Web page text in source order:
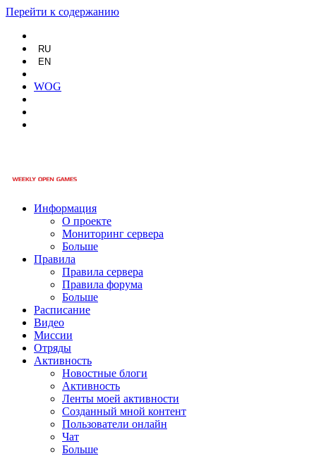
Перейти к содержанию
RU
EN
WOG
Информация
О проекте
Мониторинг сервера
Больше
Правила
Правила сервера
Правила форума
Больше
Расписание
Видео
Миссии
Отряды
Активность
Новостные блоги
Активность
Ленты моей активности
Созданный мной контент
Пользователи онлайн
Чат
Больше